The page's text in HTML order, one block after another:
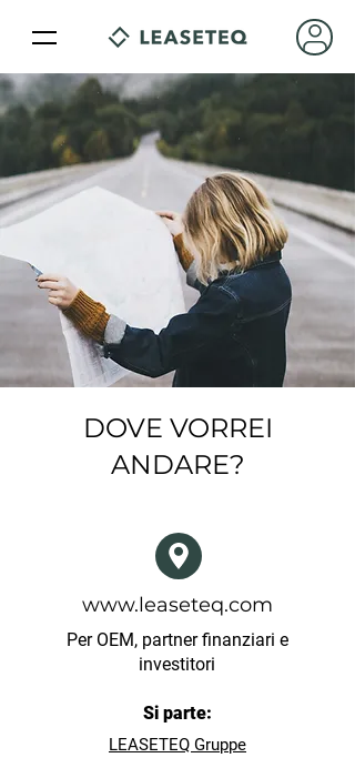
DOVE VORREI
ANDARE?
www.leaseteq.com
Per OEM, partner finanziari e
investitori
Si parte:
LEASETEQ Gruppe